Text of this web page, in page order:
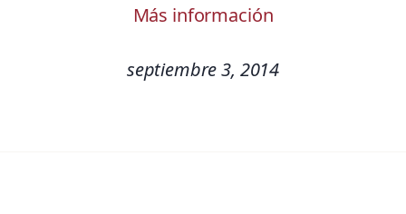
Más información
septiembre 3, 2014